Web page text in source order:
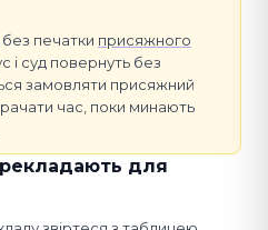
печатки присяжного
і суд повернуть без
замовляти присяжний
час, поки минають
для